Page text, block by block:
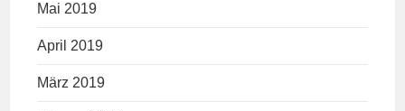
Mai 2019
April 2019
März 2019